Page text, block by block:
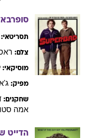
תסריטאי:
צלם:
מוסיקאי:
מפיק:
שחקנים:
אמה
הדייט